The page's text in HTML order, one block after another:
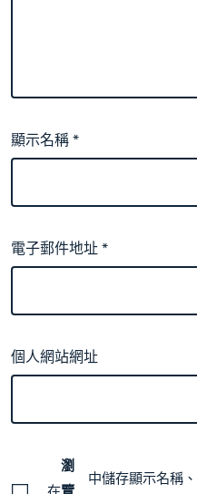
顯示名稱*
電子郵件地址*
個人網站網址
瀏
中儲存顯示名稱